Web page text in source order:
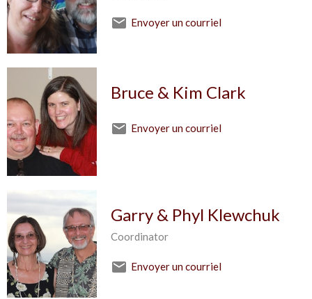
Envoyer un courriel
Bruce & Kim Clark
Envoyer un courriel
Garry & Phyl Klewchuk
Coordinator
Envoyer un courriel